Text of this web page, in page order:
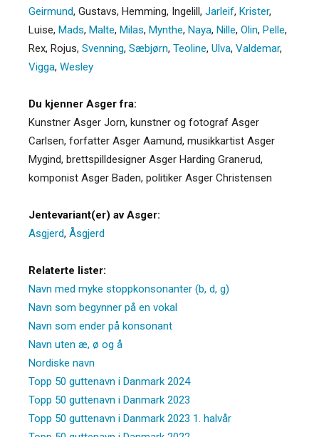
Geirmund, Gustavs, Hemming, Ingelill, Jarleif, Krister,
Luise, Mads, Malte, Milas, Mynthe, Naya, Nille, Olin, Pelle,
Rex, Rojus, Svenning, Sæbjørn, Teoline, Ulva, Valdemar,
Vigga, Wesley
Du kjenner Asger fra:
Kunstner Asger Jorn, kunstner og fotograf Asger
Carlsen, forfatter Asger Aamund, musikkartist Asger
Mygind, brettspilldesigner Asger Harding Granerud,
komponist Asger Baden, politiker Asger Christensen
Jentevariant(er) av Asger:
Asgjerd, Åsgjerd
Relaterte lister:
Navn med myke stoppkonsonanter (b, d, g)
Navn som begynner på en vokal
Navn som ender på konsonant
Navn uten æ, ø og å
Nordiske navn
Topp 50 guttenavn i Danmark 2024
Topp 50 guttenavn i Danmark 2023
Topp 50 guttenavn i Danmark 2023 1. halvår